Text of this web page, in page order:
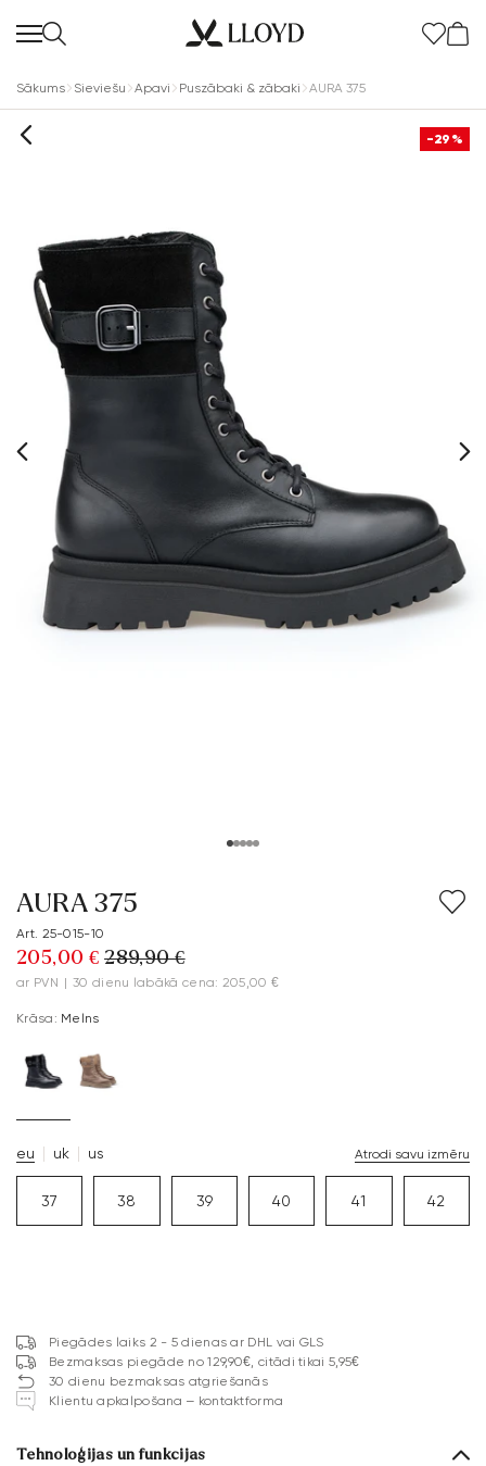
Sākums Sieviešu Apavi Puszābaki & zābaki AURA 375
-29%
AURA 375
Art. 25-015-10
205,00 € 289,90 €
ar PVN | 30 dienu labākā cena: 205,00 €
Krāsa: Melns
eu uk us Atrodi savu izmēru
37 38 39 40 41 42
Piegādes laiks 2 - 5 dienas ar DHL vai GLS
Bezmaksas piegāde no 129,90€, citādi tikai 5,95€
30 dienu bezmaksas atgriešanās
Klientu apkalpošana – kontaktforma
Tehnoloģijas un funkcijas